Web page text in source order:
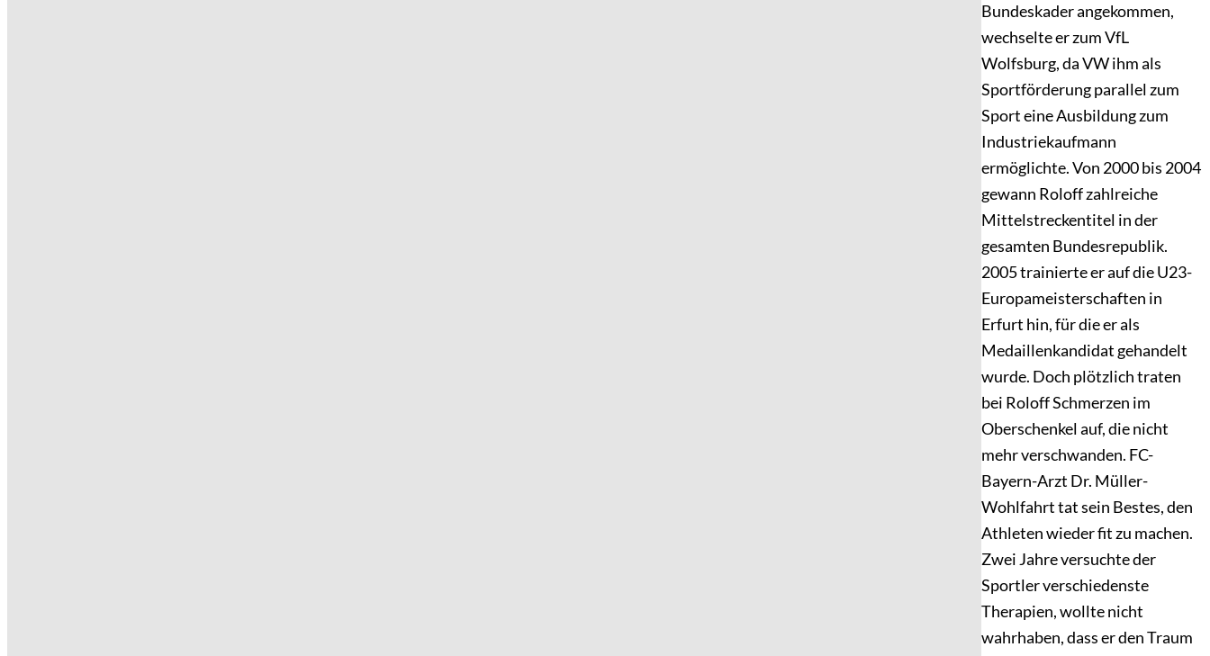
Bundeskader angekommen,
wechselte er zum VfL
Wolfsburg, da VW ihm als
Sportförderung parallel zum
Sport eine Ausbildung zum
Industriekaufmann
ermöglichte. Von 2000 bis 2004
gewann Roloff zahlreiche
Mittelstreckentitel in der
gesamten Bundesrepublik.
2005 trainierte er auf die U23-
Europameisterschaften in
Erfurt hin, für die er als
Medaillenkandidat gehandelt
wurde. Doch plötzlich traten
bei Roloff Schmerzen im
Oberschenkel auf, die nicht
mehr verschwanden. FC-
Bayern-Arzt Dr. Müller-
Wohlfahrt tat sein Bestes, den
Athleten wieder fit zu machen.
Zwei Jahre versuchte der
Sportler verschiedenste
Therapien, wollte nicht
wahrhaben, dass er den Traum